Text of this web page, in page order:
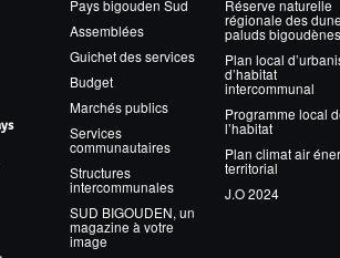
Pays bigouden Sud
Assemblées
Guichet des services
Budget
Marchés publics
Services
communautaires
Structures
intercommunales
SUD BIGOUDEN, un
magazine à votre
image
Réserve naturelle
régionale des
paluds bigoudènes
Plan local
d’habitat
intercommunal
Programme local
l’habitat
Plan climat air
territorial
J.O 2024